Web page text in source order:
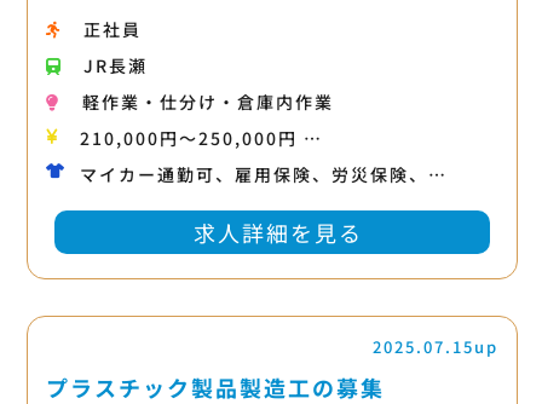
正社員
JR長瀬
軽作業・仕分け・倉庫内作業
210,000円〜250,000円 …
マイカー通勤可、雇用保険、労災保険、…
求人詳細を見る
2025.07.15up
プラスチック製品製造工の募集